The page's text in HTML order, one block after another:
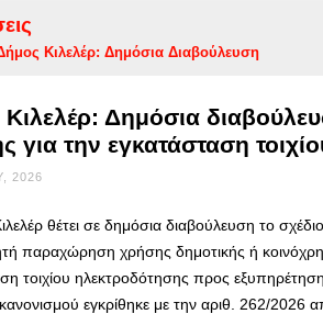
Κιλελέρ: Δημόσια Διαβούλευση
Δημόσια
για την εγκατάσταση
2026
θέτει σε δημόσια διαβούλευση το
παραχώρηση χρήσης δημοτικής ή
τοιχίου ηλεκτροδότησης προς
εγκρίθηκε με την αριθ. 262/